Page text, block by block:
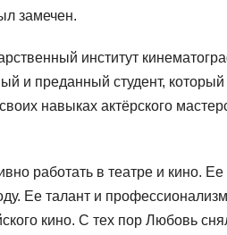
замечен.
институт
и преданный студент, который
навыках актёрского
работать в театре и кино.
Ее талант и
кино. С тех пор Любовь